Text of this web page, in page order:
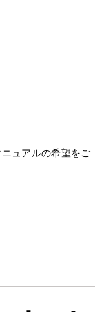
ュアルの希望をご